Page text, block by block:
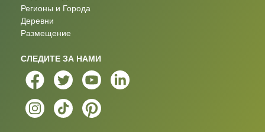
Регионы и Города
Деревни
Размещение
СЛЕДИТЕ ЗА НАМИ